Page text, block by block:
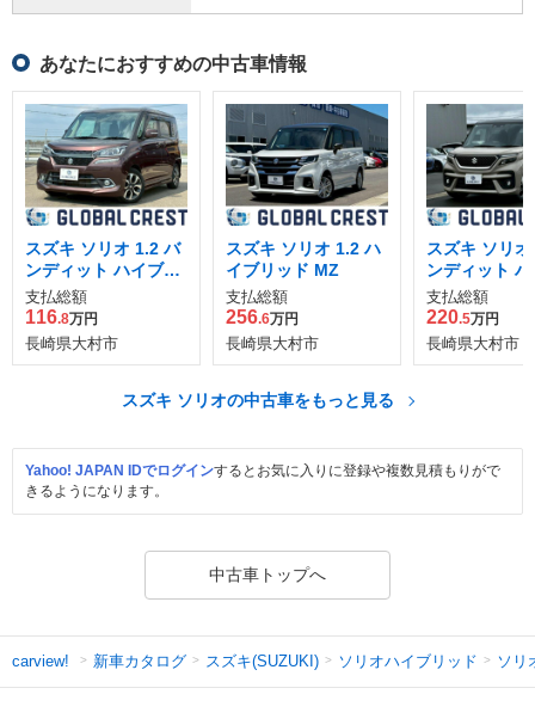
あなたにおすすめの中古車情報
スズキ ソリオ 1.2 バ
ンディット ハイブリ
ッド MV
支払総額
116.8万円
長崎県大村市
スズキ ソリオ 1.2 ハ
イブリッド MZ
支払総額
256.6万円
長崎県大村市
スズキ ソリ
ンディット
ッド MV
支払総額
220.5万円
長崎県大村市
スズキ ソリオの中古車をもっと見る
Yahoo! JAPAN IDでログインするとお気に入りに登録や複数見積もりがで
きるようになります。
中古車トップへ
carview! 新車カタログ スズキ(SUZUKI) ソリオハイブリッド ソリ